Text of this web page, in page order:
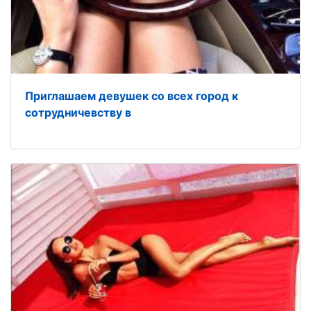
Приглашаем девушек со всех город к
сотрудничевству в